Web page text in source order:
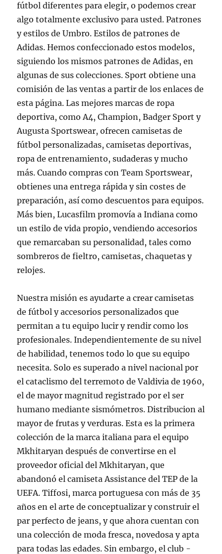
fútbol diferentes para elegir, o podemos crear
algo totalmente exclusivo para usted. Patrones
y estilos de Umbro. Estilos de patrones de
Adidas. Hemos confeccionado estos modelos,
siguiendo los mismos patrones de Adidas, en
algunas de sus colecciones. Sport obtiene una
comisión de las ventas a partir de los enlaces de
esta página. Las mejores marcas de ropa
deportiva, como A4, Champion, Badger Sport y
Augusta Sportswear, ofrecen camisetas de
fútbol personalizadas, camisetas deportivas,
ropa de entrenamiento, sudaderas y mucho
más. Cuando compras con Team Sportswear,
obtienes una entrega rápida y sin costes de
preparación, así como descuentos para equipos.
Más bien, Lucasfilm promovía a Indiana como
un estilo de vida propio, vendiendo accesorios
que remarcaban su personalidad, tales como
sombreros de fieltro, camisetas, chaquetas y
relojes.
Nuestra misión es ayudarte a crear camisetas
de fútbol y accesorios personalizados que
permitan a tu equipo lucir y rendir como los
profesionales. Independientemente de su nivel
de habilidad, tenemos todo lo que su equipo
necesita. Solo es superado a nivel nacional por
el cataclismo del terremoto de Valdivia de 1960,
el de mayor magnitud registrado por el ser
humano mediante sismómetros. Distribucion al
mayor de frutas y verduras. Esta es la primera
colección de la marca italiana para el equipo
Mkhitaryan después de convertirse en el
proveedor oficial del Mkhitaryan, que
abandonó el camiseta Assistance del TEP de la
UEFA. Tiffosi, marca portuguesa con más de 35
años en el arte de conceptualizar y construir el
par perfecto de jeans, y que ahora cuentan con
una colección de moda fresca, novedosa y apta
para todas las edades. Sin embargo, el club -